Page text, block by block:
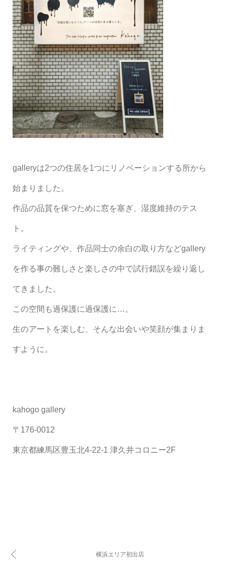
galleryは2つの住居を1つにリノベーションする所から
始まりました。
作品の品質を保つために窓を塞ぎ、湿度維持のテス
ト。
ライティングや、作品同士の余白の取り方などgallery
を作る事の難しさと楽しさの中で試行錯誤を繰り返し
てきました。
この空間も過保護に過保護に … 。
生のアートを楽しむ、そんな出会いや笑顔が集まりま
すように。
kahogo gallery
〒 176-0012
東京都練馬区豊玉北4-22-1 津久井コロニー2F
横浜エリア初出店